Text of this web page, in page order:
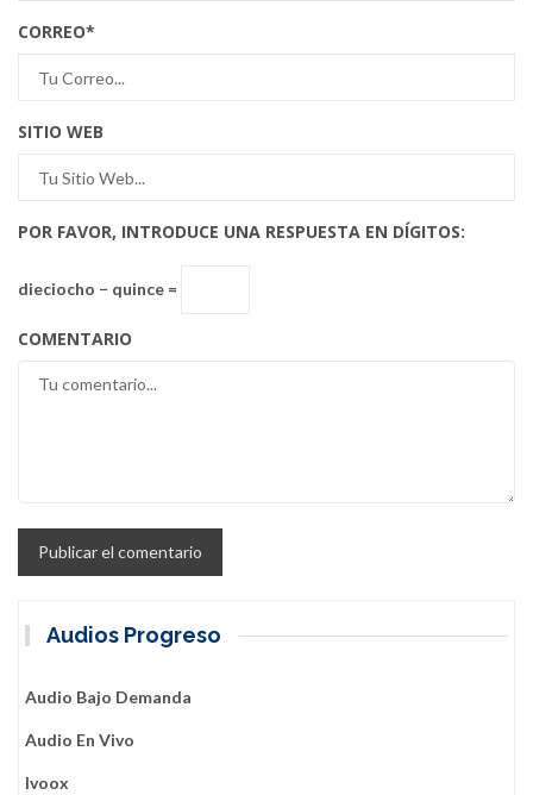
CORREO*
SITIO WEB
POR FAVOR, INTRODUCE UNA RESPUESTA EN DÍGITOS:
dieciocho − quince =
COMENTARIO
Audios Progreso
Audio Bajo Demanda
Audio En Vivo
Ivoox